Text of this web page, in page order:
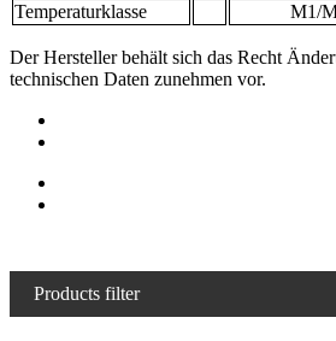
Temperaturklasse
M1/
Der Hersteller behält sich das Recht
technischen Daten zunehmen vor.
Products filter